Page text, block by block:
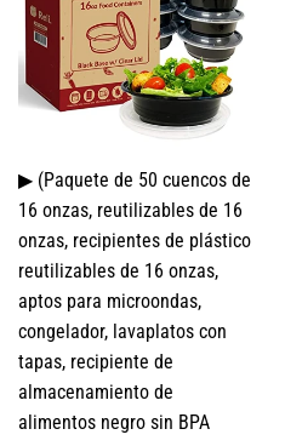
▶ (Paquete de 50 cuencos de
16 onzas, reutilizables de 16
onzas, recipientes de plástico
reutilizables de 16 onzas,
aptos para microondas,
congelador, lavaplatos con
tapas, recipiente de
almacenamiento de
alimentos negro sin BPA